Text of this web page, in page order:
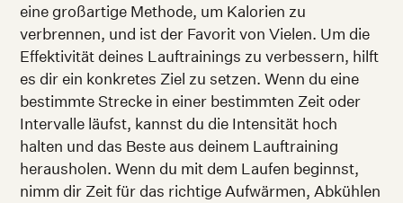
eine großartige Methode, um Kalorien zu
verbrennen, und ist der Favorit von Vielen. Um die
Effektivität deines Lauftrainings zu verbessern, hilft
es dir ein konkretes Ziel zu setzen. Wenn du eine
bestimmte Strecke in einer bestimmten Zeit oder
Intervalle läufst, kannst du die Intensität hoch
halten und das Beste aus deinem Lauftraining
herausholen. Wenn du mit dem Laufen beginnst,
nimm dir Zeit für das richtige Aufwärmen, Abkühlen